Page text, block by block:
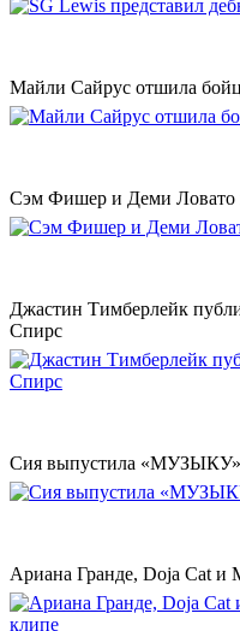
Майли Сайрус отшила
Сэм Фишер и Деми Ловато
Джастин Тимберлейк
Спирс
Сия выпустила «МУЗЫКУ»
Ариана Гранде, Doja Cat и